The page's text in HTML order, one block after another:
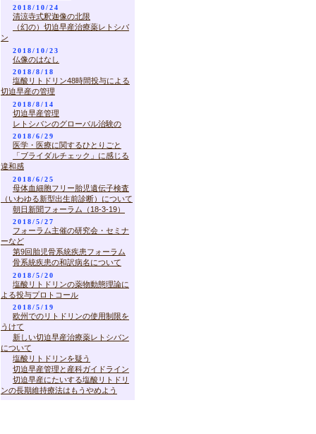
2018/10/24
清涼寺式釈迦像の北限
（幻の）切迫早産治療薬レトシバ
ン
2018/10/23
仏像のはなし
2018/8/18
塩酸リトドリン48時間投与による
切迫早産の管理
2018/8/14
切迫早産管理
レトシバンのグローバル治験の
2018/6/29
医学・医療に関するひとりごと
「ブライダルチェック」に感じる
違和感
2018/6/25
母体血細胞フリー胎児遺伝子検査
（いわゆる新型出生前診断）について
朝日新聞フォーラム（18-3-19）
2018/5/27
フォーラム主催の研究会・セミナ
ーなど
第9回胎児骨系統疾患フォーラム
骨系統疾患の和訳病名について
2018/5/20
塩酸リトドリンの薬物動態理論に
よる投与プロトコール
2018/5/19
欧州でのリトドリンの使用制限を
うけて
新しい切迫早産治療薬レトシバン
について
塩酸リトドリンを疑う
切迫早産管理と産科ガイドライン
切迫早産にたいする塩酸リトドリ
ンの長期維持療法はもうやめよう